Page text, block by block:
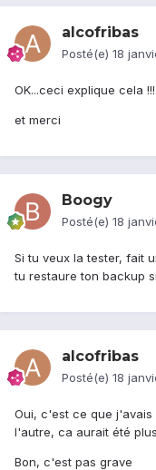
alcofribas
Posté(e) 18
OK...ceci explique cela !!!
et merci
Boogy
Posté(e) 18
Si tu veux la tester, fait
tu restaure ton backup
alcofribas
Posté(e) 18
Oui, c'est ce que
l'autre, ca aurait été
Bon, c'est pas grave